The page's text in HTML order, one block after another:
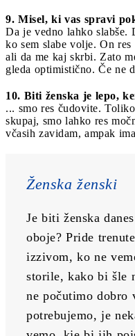
9. Misel, ki vas spravi
Da je vedno lahko slabše.
ko sem slabe volje. On
ali da me kaj skrbi. Zato
gleda optimistično. Če ne
10. Biti ženska je lepo,
... smo res čudovite.
skupaj, smo lahko res
včasih zavidam, ampak
Ženska ženski
Je biti ženska
oboje? Pride
izzivom, ko ne
storile, kako bi šle
ne počutimo
potrebujemo, je